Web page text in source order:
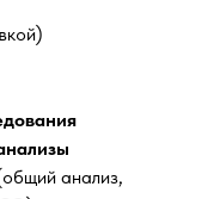
анализ,